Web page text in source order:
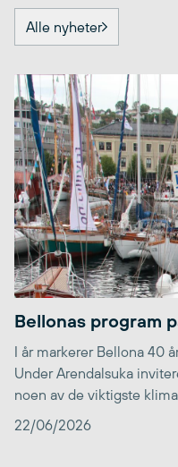
Alle nyheter
Bellonas program
I år markerer Bellona 40
Under Arendalsuka
noen av de viktigste
22/06/2026